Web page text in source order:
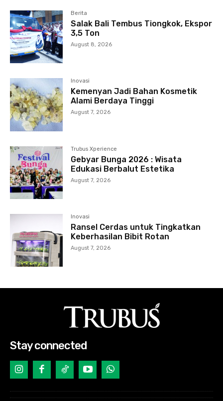
Berita
Salak Bali Tembus Tiongkok, Ekspor
3,5 Ton
August 8, 2026
Inovasi
Kemenyan Jadi Bahan Kosmetik
Alami Berdaya Tinggi
August 7, 2026
Trubus Xperience
Gebyar Bunga 2026 : Wisata
Edukasi Berbalut Estetika
August 7, 2026
Inovasi
Ransel Cerdas untuk Tingkatkan
Keberhasilan Bibit Rotan
August 7, 2026
Stay connected